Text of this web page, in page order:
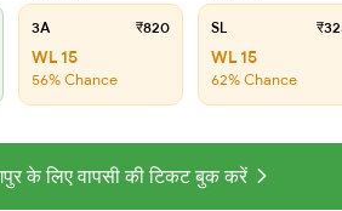
3A ₹820
WL 15
56% Chance
SL
WL 15
62% Chance
के लिए वापसी की टिकट बुक करें